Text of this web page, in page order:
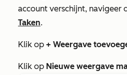
account verschijnt, navigeer
Taken.
Klik op + Weergave
Klik op Nieuwe weergave